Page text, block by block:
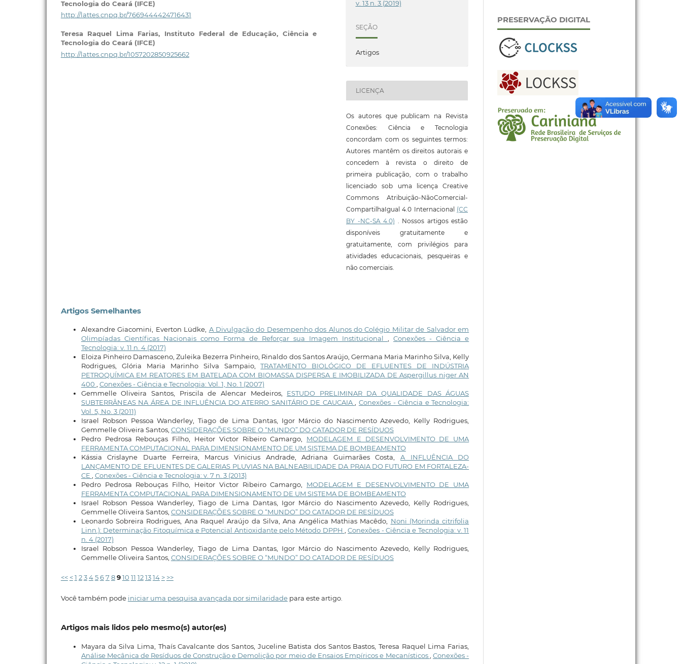
Tecnologia do Ceará (IFCE)
http://lattes.cnpq.br/7669444424716431
Teresa Raquel Lima Farias, Instituto Federal de Educação, Ciência e
Tecnologia do Ceará (IFCE)
http://lattes.cnpq.br/1057202850925662
v. 13 n. 3 (2019)
SEÇÃO
Artigos
LICENÇA
Os autores que publicam na Revista
Conexões: Ciência e Tecnologia
concordam com os seguintes termos:
Autores mantêm os direitos autorais e
concedem à revista o direito de
primeira publicação, com o trabalho
licenciado sob uma licença Creative
Commons Atribuição-NãoComercial-
CompartilhaIgual 4.0 Internacional (CC
BY -NC-SA 4.0) . Nossos artigos estão
disponíveis gratuitamente e
gratuitamente, com privilégios para
atividades educacionais, pesqueiras e
não comerciais.
Artigos Semelhantes
Alexandre Giacomini, Everton Lüdke, A Divulgação do Desempenho dos Alunos do Colégio Militar de Salvador em
Olimpíadas Científicas Nacionais como Forma de Reforçar sua Imagem Institucional
,Conexões - Ciência e
Tecnologia: v. 11 n. 4 (2017)
Eloiza Pinheiro Damasceno, Zuleika Bezerra Pinheiro, Rinaldo dos Santos Araújo, Germana Maria Marinho Silva, Kelly
Rodrigues, Glória Maria Marinho Silva Sampaio,TRATAMENTO BIOLÓGICO DE EFLUENTES DE INDÚSTRIA
PETROQUÍMICA EM REATORES EM BATELADA COM BIOMASSA DISPERSA E IMOBILIZADA DE Aspergillus niger AN
400
Conexões - Ciência e Tecnologia: Vol. 1, No. 1 (2007)
Gemmelle Oliveira Santos, Priscila de Alencar Medeiros, ESTUDO PRELIMINAR DA QUALIDADE DAS ÁGUAS
SUBTERRÂNEAS NA ÁREA DE INFLUÊNCIA DO ATERRO SANITÁRIO DE CAUCAIA
Conexões - Ciência e Tecnologia:
Vol. 5, No. 3 (2011)
Israel Robson Pessoa Wanderley, Tiago de Lima Dantas, Igor Márcio do Nascimento Azevedo, Kelly Rodrigues,
Gemmelle Oliveira Santos, CONSIDERAÇÕES SOBRE O “MUNDO” DO CATADOR DE RESÍDUOS
Pedro Pedrosa Rebouças Filho, Heitor Victor Ribeiro Camargo, MODELAGEM E DESENVOLVIMENTO DE UMA
FERRAMENTA COMPUTACIONAL PARA DIMENSIONAMENTO DE UM SISTEMA DE BOMBEAMENTO
Kássia Crislayne Duarte Ferreira, Marcus Vinicius Andrade, Adriana Guimarães Costa, A INFLUÊNCIA DO
LANÇAMENTO DE EFLUENTES DE GALERIAS PLUVIAS NA BALNEABILIDADE DA PRAIA DO FUTURO EM FORTALEZA-
CE
Conexões - Ciência e Tecnologia: v. 7 n. 3 (2013)
Pedro Pedrosa Rebouças Filho, Heitor Victor Ribeiro Camargo, MODELAGEM E DESENVOLVIMENTO DE UMA
FERRAMENTA COMPUTACIONAL PARA DIMENSIONAMENTO DE UM SISTEMA DE BOMBEAMENTO
Israel Robson Pessoa Wanderley, Tiago de Lima Dantas, Igor Márcio do Nascimento Azevedo, Kelly Rodrigues,
Gemmelle Oliveira Santos, CONSIDERAÇÕES SOBRE O “MUNDO” DO CATADOR DE RESÍDUOS
Leonardo Sobreira Rodrigues, Ana Raquel Araújo da Silva, Ana Angélica Mathias Macêdo, Noni (Morinda citrifolia
Linn.): Determinação Fitoquímica e Potencial Antioxidante pelo Método DPPH
,Conexões - Ciência e Tecnologia: v. 11
n. 4 (2017)
Israel Robson Pessoa Wanderley, Tiago de Lima Dantas, Igor Márcio do Nascimento Azevedo, Kelly Rodrigues,
Gemmelle Oliveira Santos, CONSIDERAÇÕES SOBRE O “MUNDO” DO CATADOR DE RESÍDUOS
<< <1 234567 8910 11 121314 > >>
Você também pode iniciar uma pesquisa avançada por similaridadepara este artigo.
Artigos mais lidos pelo mesmo(s) autor(es)
Mayara da Silva Lima, Thaís Cavalcante dos Santos, Juceline Batista dos Santos Bastos, Teresa Raquel Lima Farias,
Análise Mecânica de Resíduos de Construção e Demolição por meio de Ensaios Empíricos e Mecanísticos Conexões -
PRESERVAÇÃO DIGITAL